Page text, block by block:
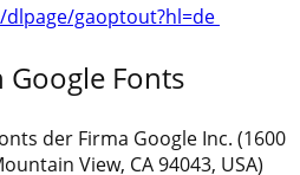
gaoptout?hl=de
Fonts
der Firma Google Inc. (1600
View, CA 94043, USA)